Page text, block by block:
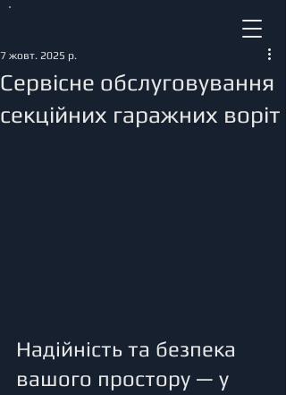
Сервісне обслуговування
секційних гаражних воріт
7 жовт. 2025 р.
Надійність та безпека
вашого простору — у